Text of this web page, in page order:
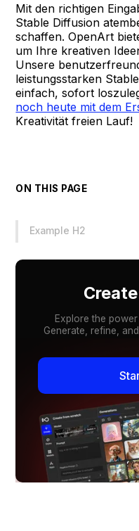
Mit den richtigen
Stable Diffusion
schaffen. OpenArt
um Ihre kreativen
Unsere
leistungsstarken
einfach, sofort
noch heute mit dem
Kreativität freien Lauf!
ON THIS PAGE
Example H2
Explore the
Generate, refine,